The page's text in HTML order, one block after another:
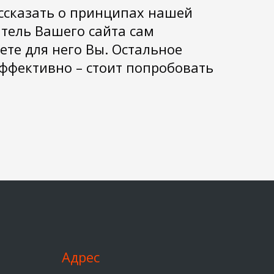
о принципах нашей
Вашего сайта сам
для него Вы. Остальное
– стоит попробовать
Адрес